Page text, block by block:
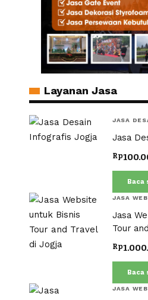
Layanan Jasa
JASA
Jasa
Rp
Baca
JASA
Jasa
Tour
Rp
Baca
JASA